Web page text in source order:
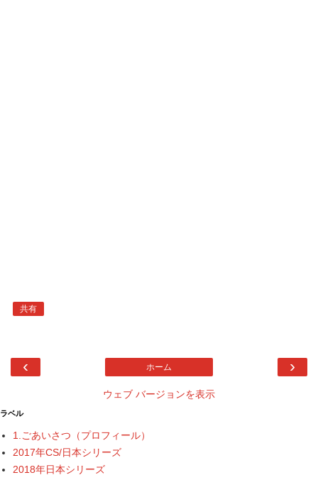
共有
‹ ›
ホーム
ウェブ バージョンを表示
ラベル
1.ごあいさつ（プロフィール）
2017年CS/日本シリーズ
2018年日本シリーズ